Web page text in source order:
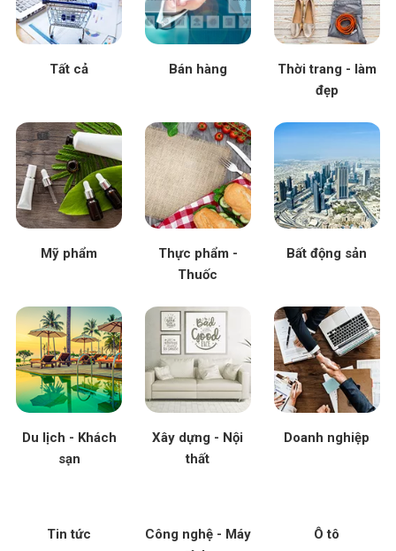
Tất cả Bán hàng
Thời trang - làm
đẹp
Mỹ phẩm
Thực phẩm -
Thuốc
Bất động sản
Du lịch - Khách
sạn
Xây dựng - Nội
thất
Doanh nghiệp
Tin tức
Công nghệ - Máy
Ô tô